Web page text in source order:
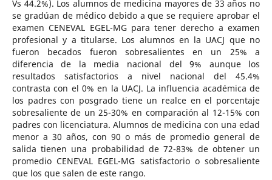
Vs 44.2%). Los alumnos de medicina mayores de 33 años no
se gradúan de médico debido a que se requiere aprobar el
examen CENEVAL EGEL-MG para tener derecho a examen
profesional y a titularse. Los alumnos en la UACJ que no
fueron becados fueron sobresalientes en un 25% a
diferencia de la media nacional del 9% aunque los
resultados satisfactorios a nivel nacional del 45.4%
contrasta con el 0% en la UACJ. La influencia académica de
los padres con posgrado tiene un realce en el porcentaje
sobresaliente de un 25-30% en comparación al 12-15% con
padres con licenciatura. Alumnos de medicina con una edad
menor a 30 años, con 90 o más de promedio general de
salida tienen una probabilidad de 72-83% de obtener un
promedio CENEVAL EGEL-MG satisfactorio o sobresaliente
que los que salen de este rango.